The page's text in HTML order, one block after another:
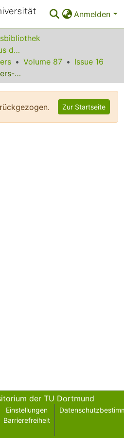
Anmelden
Sonstige Volltexte aus dem Bibliotheksangebot
Volume 87
Issue 16
Physical Review Letters--October 15, 2001 Contents
Zur Startseite
der TU Dortmund
Einstellungen
Barrierefreiheit